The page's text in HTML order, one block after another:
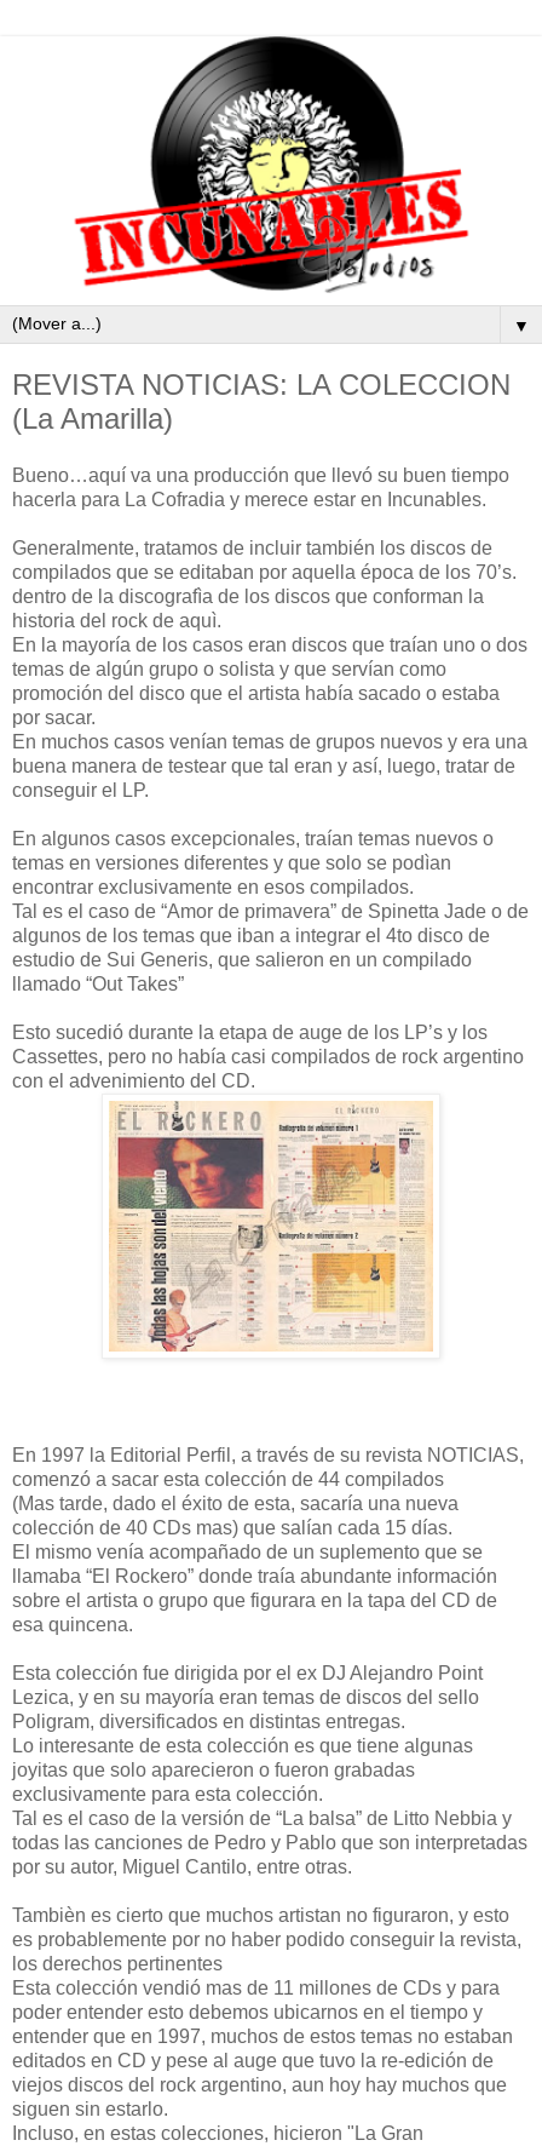
▼
REVISTA NOTICIAS: LA COLECCION
(La Amarilla)
Bueno…aquí va una producción que llevó su buen tiempo
hacerla para La Cofradia y merece estar en Incunables.
Generalmente, tratamos de incluir también los discos de
compilados que se editaban por aquella época de los 70’s.
dentro de la discografìa de los discos que conforman la
historia del rock de aquì.
En la mayoría de los casos eran discos que traían uno o dos
temas de algún grupo o solista y que servían como
promoción del disco que el artista había sacado o estaba
por sacar.
En muchos casos venían temas de grupos nuevos y era una
buena manera de testear que tal eran y así, luego, tratar de
conseguir el LP.
En algunos casos excepcionales, traían temas nuevos o
temas en versiones diferentes y que solo se podìan
encontrar exclusivamente en esos compilados.
Tal es el caso de “Amor de primavera” de Spinetta Jade o de
algunos de los temas que iban a integrar el 4to disco de
estudio de Sui Generis, que salieron en un compilado
llamado “Out Takes”
Esto sucedió durante la etapa de auge de los LP’s y los
Cassettes, pero no había casi compilados de rock argentino
con el advenimiento del CD.
En 1997 la Editorial Perfil, a través de su revista NOTICIAS,
comenzó a sacar esta colección de 44 compilados
(Mas tarde, dado el éxito de esta, sacaría una nueva
colección de 40 CDs mas) que salían cada 15 días.
El mismo venía acompañado de un suplemento que se
llamaba “El Rockero” donde traía abundante información
sobre el artista o grupo que figurara en la tapa del CD de
esa quincena.
Esta colección fue dirigida por el ex DJ Alejandro Point
Lezica, y en su mayoría eran temas de discos del sello
Poligram, diversificados en distintas entregas.
Lo interesante de esta colección es que tiene algunas
joyitas que solo aparecieron o fueron grabadas
exclusivamente para esta colección.
Tal es el caso de la versión de “La balsa” de Litto Nebbia y
todas las canciones de Pedro y Pablo que son interpretadas
por su autor, Miguel Cantilo, entre otras.
Tambièn es cierto que muchos artistan no figuraron, y esto
es probablemente por no haber podido conseguir la revista,
los derechos pertinentes
Esta colección vendió mas de 11 millones de CDs y para
poder entender esto debemos ubicarnos en el tiempo y
entender que en 1997, muchos de estos temas no estaban
editados en CD y pese al auge que tuvo la re-edición de
viejos discos del rock argentino, aun hoy hay muchos que
siguen sin estarlo.
Incluso, en estas colecciones, hicieron "La Gran